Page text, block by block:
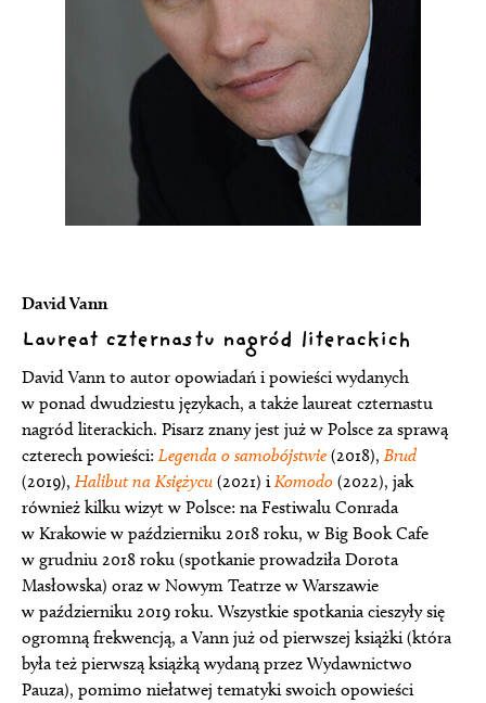
David Vann
Laureat czternastu nagród literackich
David Vann to autor opowiadań i powieści wydanych
w ponad dwudziestu językach, a także laureat czternastu
nagród literackich. Pisarz znany jest już w Polsce za sprawą
czterech powieści: Legenda o samobójstwie (2018), Brud
(2019), Halibut na Księżycu (2021) i Komodo (2022), jak
również kilku wizyt w Polsce: na Festiwalu Conrada
w Krakowie w październiku 2018 roku, w Big Book Cafe
w grudniu 2018 roku (spotkanie prowadziła Dorota
Masłowska) oraz w Nowym Teatrze w Warszawie
w październiku 2019 roku. Wszystkie spotkania cieszyły się
ogromną frekwencją, a Vann już od pierwszej książki (która
była też pierwszą książką wydaną przez Wydawnictwo
Pauza), pomimo niełatwej tematyki swoich opowieści